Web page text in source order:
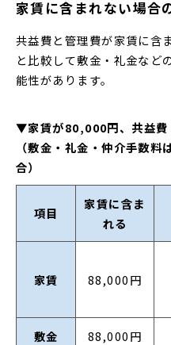
家賃に含まれない場合
共益費と管理費が家賃に含
と比較して敷金・礼金など
能性があります。
▼家賃が80,000円、共益費
（敷金・礼金・仲介手数
合）
項目
家賃に含ま
れる
家賃 88,000円
敷金 88,000円